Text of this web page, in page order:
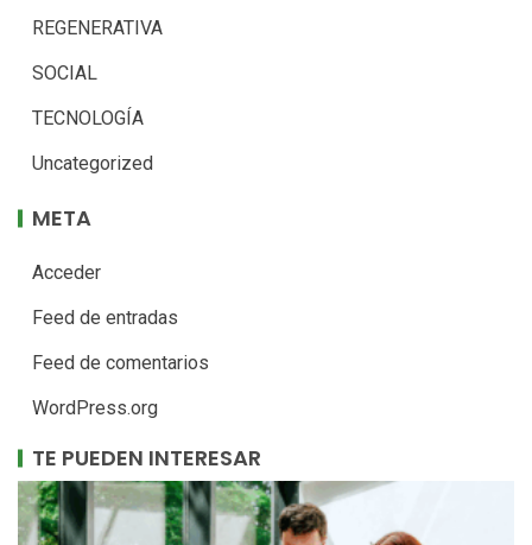
REGENERATIVA
SOCIAL
TECNOLOGÍA
Uncategorized
META
Acceder
Feed de entradas
Feed de comentarios
WordPress.org
TE PUEDEN INTERESAR